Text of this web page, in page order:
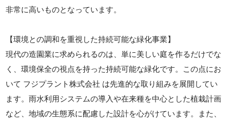
非常に高いものとなっています。
【環境との調和を重視した持続可能な緑化事業】
現代の造園業に求められるのは、単に美しい庭を作るだけでな
く、環境保全の視点を持った持続可能な緑化です。この点にお
いて フジプラント株式会社 は先進的な取り組みを展開してい
ます。雨水利用システムの導入や在来種を中心とした植栽計画
など、地域の生態系に配慮した設計を心がけています。また、